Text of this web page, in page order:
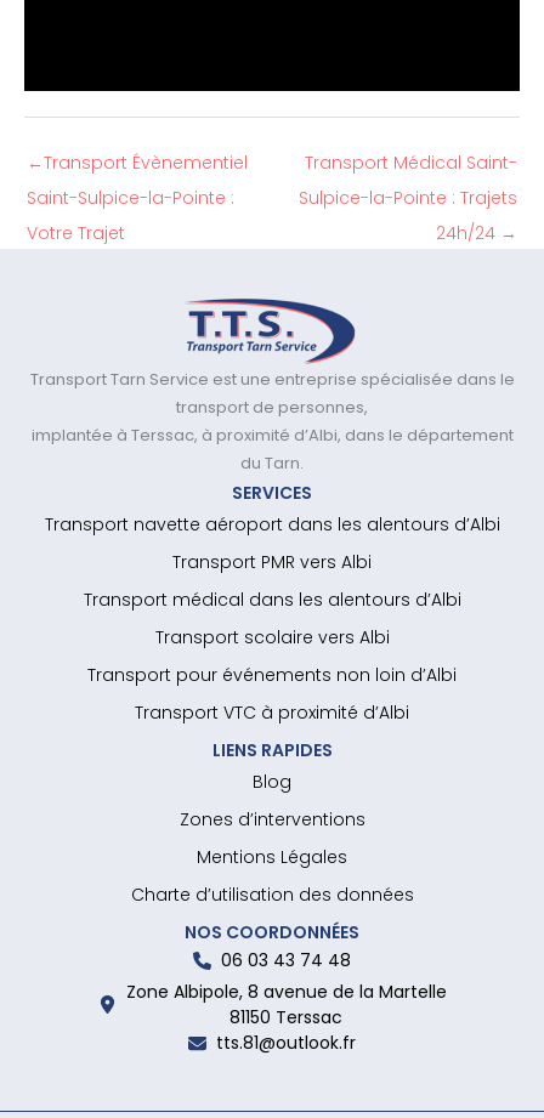
←Transport Évènementiel
Saint-Sulpice-la-Pointe :
Votre Trajet
Transport Médical Saint-
Sulpice-la-Pointe : Trajets
24h/24 →
Transport Tarn Service est une entreprise spécialisée dans le
transport de personnes,
implantée à Terssac, à proximité d’Albi, dans le département
du Tarn.
SERVICES
Transport navette aéroport dans les alentours d’Albi
Transport PMR vers Albi
Transport médical dans les alentours d’Albi
Transport scolaire vers Albi
Transport pour événements non loin d’Albi
Transport VTC à proximité d’Albi
LIENS RAPIDES
Blog
Zones d’interventions
Mentions Légales
Charte d’utilisation des données
NOS COORDONNÉES
06 03 43 74 48
Zone Albipole, 8 avenue de la Martelle
81150 Terssac
tts.81@outlook.fr